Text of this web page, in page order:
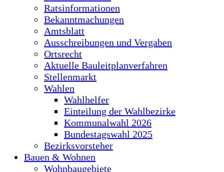
Ratsinformationen
Bekanntmachungen
Amtsblatt
Ausschreibungen und Vergaben
Ortsrecht
Aktuelle Bauleitplanverfahren
Stellenmarkt
Wahlen
Wahlhelfer
Einteilung der Wahlbezirke
Kommunalwahl 2026
Bundestagswahl 2025
Bezirksvorsteher
Bauen & Wohnen
Wohnbaugebiete